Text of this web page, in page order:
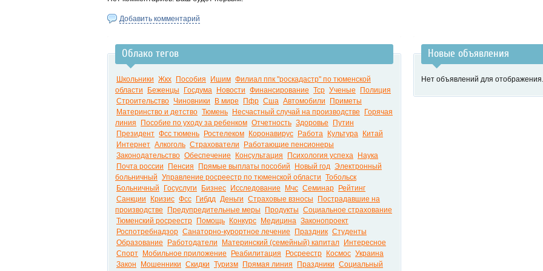
Добавить комментарий
Облако тегов
Школьники Жкх Пособия Ишим Филиал ппк "роскадастр" по тюменской
области
Беженцы Госдума Новости Финансирование Тср Ученые
Полиция
Строительство Чиновники В мире Пфр Сша Автомобили
Приметы
Материнство и детство Тюмень Несчастный случай на производстве
Горячая
линия
Пособие по уходу за ребенком Отчетность Здоровье
Путин
Президент Фсс тюмень Ростелеком Коронавирус Работа Культура
Китай
Интернет Алкоголь Страхователи
Работающие пенсионеры
Законодательство Обеспечение Консультация Психология успеха
Наука
Почта россии
Пенсия Прямые выплаты пособий Новый год Электронный
больничный Управление росреестр по тюменской области Тобольск
Больничный
Госуслуги Бизнес Исследование Мчс Семинар
Рейтинг
Санкции
Кризис Фсс Гибдд Деньги Страховые взносы
Пострадавшие на
производстве
Предупредительные меры Продукты Социальное страхование
Тюменский росреестр
Помощь Конкурс Медицина Законопроект
Роспотребнадзор Санаторно-курортное лечение Праздник Студенты
Образование
Работодатели Материнский (семейный) капитал
Интересное
Спорт
Мобильное приложение Реабилитация Росреестр Космос Украина
Закон
Мошенники Скидки Туризм Прямая линия Праздники Социальный
Новые объявления
Нет объявлений для отображения.